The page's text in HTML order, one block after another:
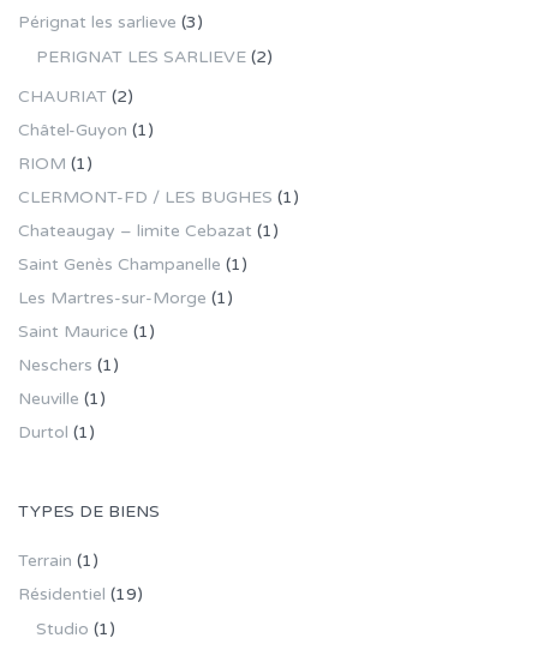
Pérignat les sarlieve (3)
PERIGNAT LES SARLIEVE (2)
CHAURIAT (2)
Châtel-Guyon (1)
RIOM (1)
CLERMONT-FD / LES BUGHES (1)
Chateaugay – limite Cebazat (1)
Saint Genès Champanelle (1)
Les Martres-sur-Morge (1)
Saint Maurice (1)
Neschers (1)
Neuville (1)
Durtol (1)
TYPES DE BIENS
Terrain (1)
Résidentiel (19)
Studio (1)